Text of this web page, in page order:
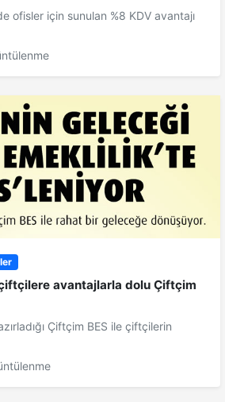
ofisler için sunulan %8 KDV avantajı
çiftçilere avantajlarla dolu Çiftçim
Çiftçim BES ile çiftçilerin